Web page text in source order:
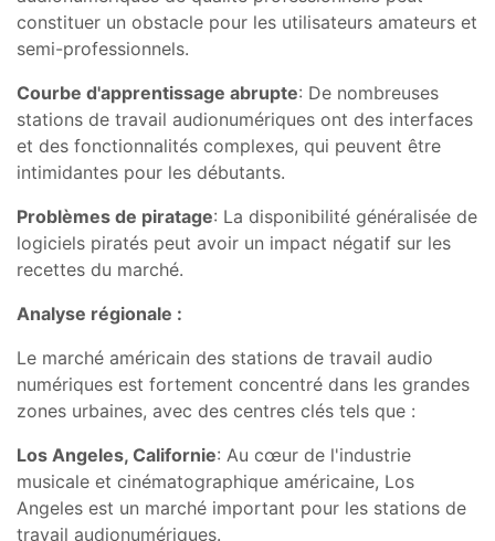
constituer un obstacle pour les utilisateurs amateurs et
semi-professionnels.
Courbe d'apprentissage abrupte: De nombreuses
stations de travail audionumériques ont des interfaces
et des fonctionnalités complexes, qui peuvent être
intimidantes pour les débutants.
Problèmes de piratage: La disponibilité généralisée de
logiciels piratés peut avoir un impact négatif sur les
recettes du marché.
Analyse régionale :
Le marché américain des stations de travail audio
numériques est fortement concentré dans les grandes
zones urbaines, avec des centres clés tels que :
Los Angeles, Californie: Au cœur de l'industrie
musicale et cinématographique américaine, Los
Angeles est un marché important pour les stations de
travail audionumériques.